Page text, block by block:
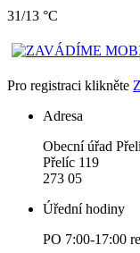
31/13 °C
Pro registraci klikněte
Adresa
Obecní úřad
Přelíc 119
273 05
Úřední hodiny
PO 7:00-17:00